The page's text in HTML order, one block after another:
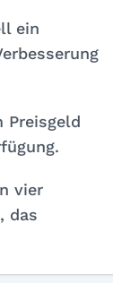
ein
Preisgeld
vier
das